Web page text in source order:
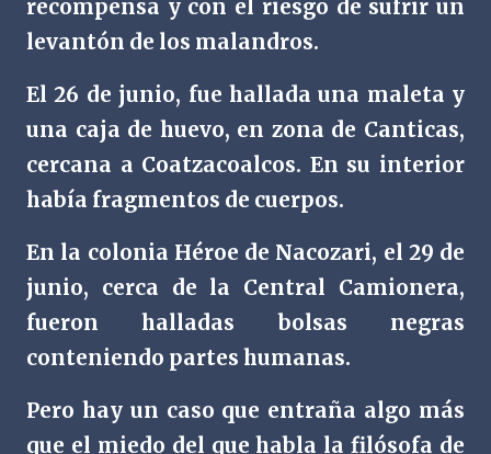
recompensa y con el riesgo de sufrir un
levantón de los malandros.
El 26 de junio, fue hallada una maleta y
una caja de huevo, en zona de Canticas,
cercana a Coatzacoalcos. En su interior
había fragmentos de cuerpos.
En la colonia Héroe de Nacozari, el 29 de
junio, cerca de la Central Camionera,
fueron halladas bolsas negras
conteniendo partes humanas.
Pero hay un caso que entraña algo más
que el miedo del que habla la filósofa de